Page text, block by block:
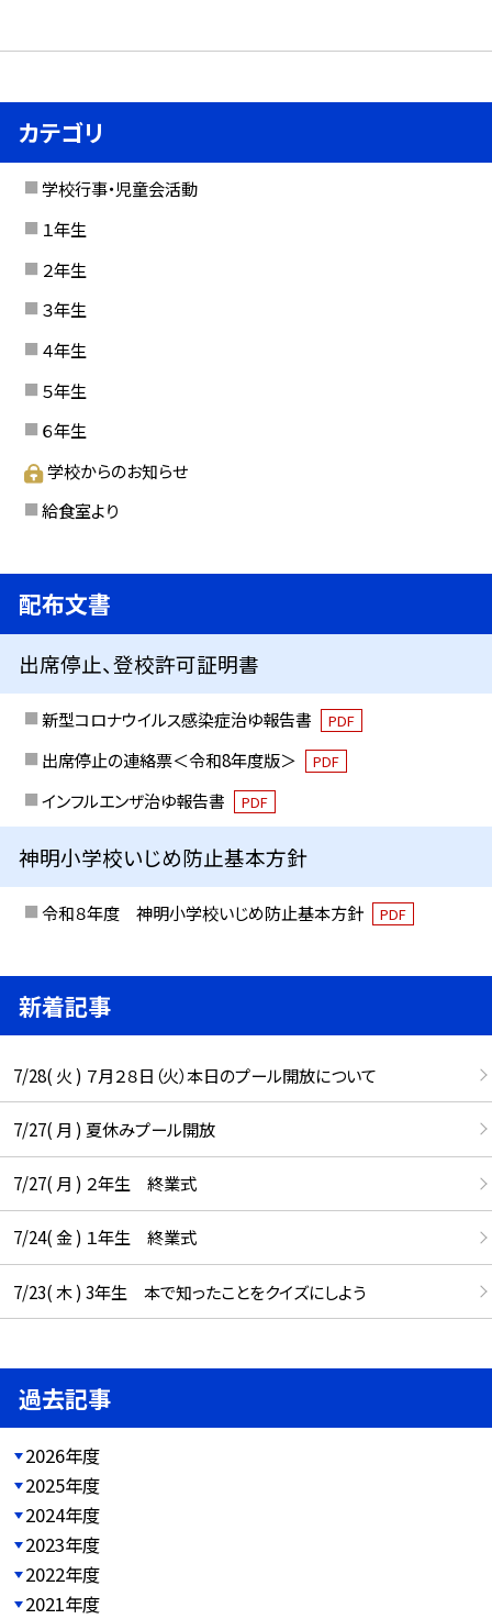
カテゴリ
学校行事・児童会活動
１年生
２年生
３年生
４年生
５年生
６年生
学校からのお知らせ
給食室より
配布文書
出席停止、登校許可証明書
新型コロナウイルス感染症治ゆ報告書 PDF
出席停止の連絡票＜令和8年度版＞ PDF
インフルエンザ治ゆ報告書 PDF
神明小学校いじめ防止基本方針
令和８年度 神明小学校いじめ防止基本方針 PDF
新着記事
7/28( 火 ) ７月２８日（火）本日のプール開放について
7/27( 月 ) 夏休みプール開放
7/27( 月 ) ２年生 終業式
7/24( 金 ) １年生 終業式
7/23( 木 ) 3年生 本で知ったことをクイズにしよう
過去記事
2026年度
2025年度
2024年度
2023年度
2022年度
2021年度